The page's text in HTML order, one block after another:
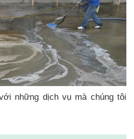
những dịch vụ mà chúng tôi